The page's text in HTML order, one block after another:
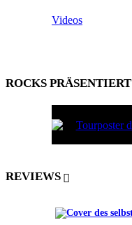
Videos
ROCKS PRÄSENTIERT
REVIEWS